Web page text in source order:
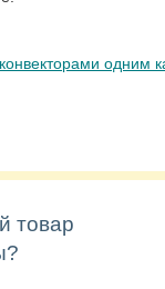
одним
товар